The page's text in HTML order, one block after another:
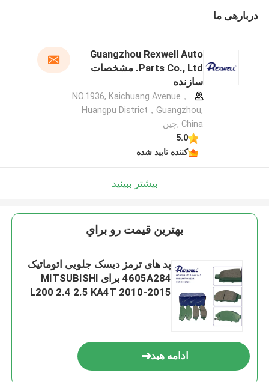
دربارهی ما
Guangzhou Rexwell Auto
Parts Co., Ltd. مشخصات
سازنده
NO.1936, Kaichuang Avenue，
Huangpu District，Guangzhou,
China ,چین
5.0
کننده تایید شده
بیشتر ببینید
بهترين قيمت رو براي
پد های ترمز دیسک جلویی اتوماتیک
4605A284 برای MITSUBISHI
L200 2.4 2.5 KA4T 2010-2015
ادامه هید